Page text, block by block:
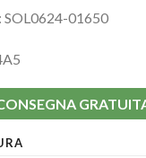
SOL0624-01650